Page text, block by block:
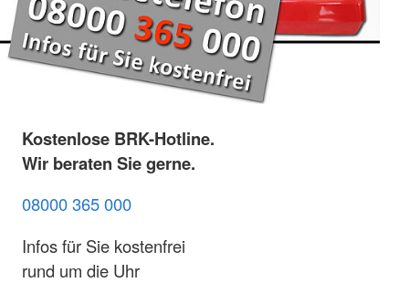
Kostenlose BRK-Hotline.
Wir beraten Sie gerne.
08000 365 000
Infos für Sie kostenfrei
rund um die Uhr